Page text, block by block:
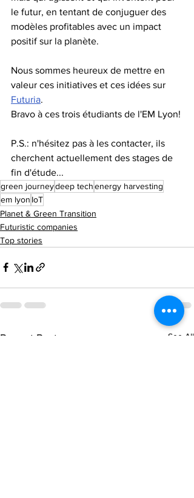
le futur, en tentant de conjuguer des
modèles profitables avec un impact
positif sur la planète.
Nous sommes heureux de mettre en
valeur ces initiatives et ces idées sur
Futuria.
Bravo à ces trois étudiants de l'EM Lyon!
P.S.: n'hésitez pas à les contacter, ils
cherchent actuellement des stages de
fin d'étude...
green journeydeep techenergy harvesting
em lyon IoT
Planet & Green Transition
Futuristic companies
Top stories
Recent Posts See All